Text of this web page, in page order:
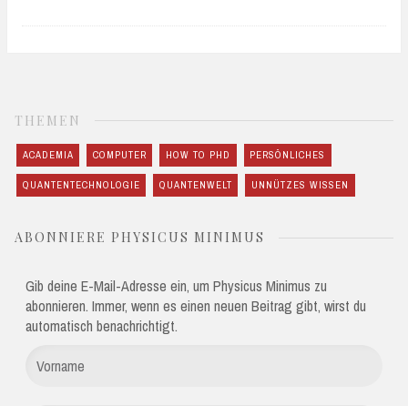
THEMEN
ACADEMIA COMPUTER HOW TO PHD PERSÖNLICHES
QUANTENTECHNOLOGIE QUANTENWELT UNNÜTZES WISSEN
ABONNIERE PHYSICUS MINIMUS
Gib deine E-Mail-Adresse ein, um Physicus Minimus zu
abonnieren. Immer, wenn es einen neuen Beitrag gibt, wirst du
automatisch benachrichtigt.